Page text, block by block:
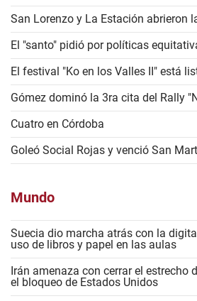
San Lorenzo y La Estación abrieron
El "santo" pidió por políticas
El festival "Ko en los Valles II" está
Gómez dominó la 3ra cita del Rally
Cuatro en Córdoba
Goleó Social Rojas y venció San
Mundo
Suecia dio marcha atrás con la
uso de libros y papel en las aulas
Irán amenaza con cerrar el estrecho
el bloqueo de Estados Unidos